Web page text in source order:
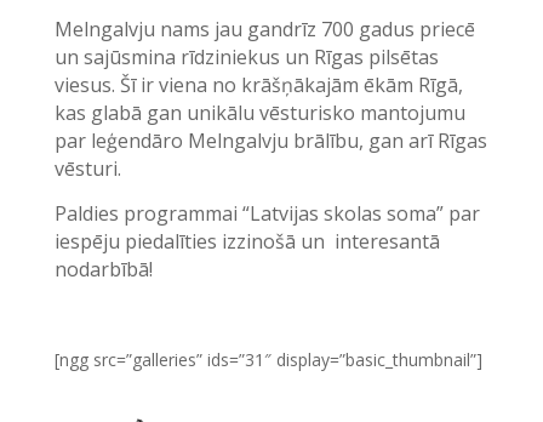
Melngalvju nams jau gandrīz 700 gadus priecē
un sajūsmina rīdziniekus un Rīgas pilsētas
viesus. Šī ir viena no krāšņākajām ēkām Rīgā,
kas glabā gan unikālu vēsturisko mantojumu
par leģendāro Melngalvju brālību, gan arī Rīgas
vēsturi.
Paldies programmai “Latvijas skolas soma” par
iespēju piedalīties izzinošā un interesantā
nodarbībā!
[ngg src=”galleries” ids=”31″ display=”basic_thumbnail”]